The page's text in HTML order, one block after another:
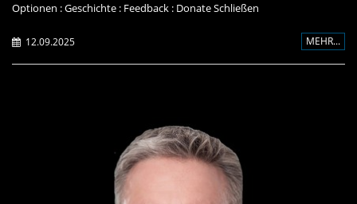
Optionen :Geschichte : Feedback : DonateSchließen
12.09.2025 MEHR...